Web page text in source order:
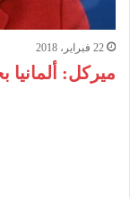
22 فبراير، 2018
ميركل: ألمانيا